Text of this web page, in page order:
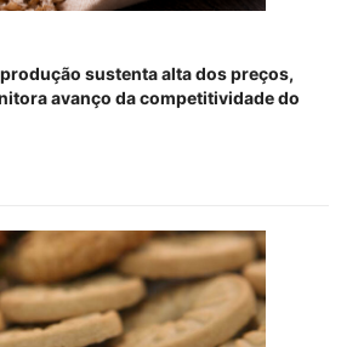
sustenta alta dos preços,
avanço da competitividade do